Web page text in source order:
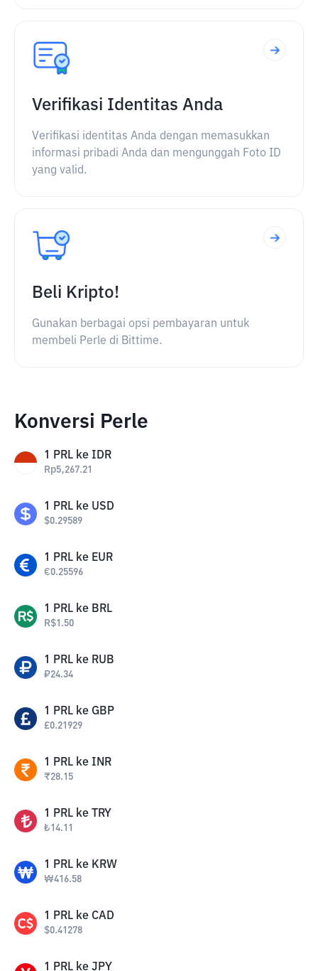
Verifikasi Identitas Anda
Verifikasi identitas Anda dengan memasukkan
informasi pribadi Anda dan mengunggah Foto ID
yang valid.
Beli Kripto!
Gunakan berbagai opsi pembayaran untuk
membeli Perle di Bittime.
Konversi Perle
1 PRL ke IDR
Rp5,267.21
1 PRL ke USD
$0.29589
1 PRL ke EUR
€0.25596
1 PRL ke BRL
R$1.50
1 PRL ke RUB
₽24.34
1 PRL ke GBP
£0.21929
1 PRL ke INR
₹28.15
1 PRL ke TRY
₺14.11
1 PRL ke KRW
₩416.58
1 PRL ke CAD
$0.41278
1 PRL ke JPY